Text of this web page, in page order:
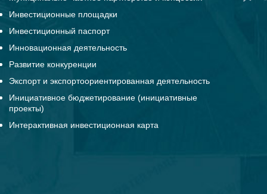
Инвестиционные площадки
Инвестиционный паспорт
Инновационная деятельность
Развитие конкуренции
Экспорт и экспортоориентированная деятельность
Инициативное бюджетирование (инициативные
проекты)
Интерактивная инвестиционная карта